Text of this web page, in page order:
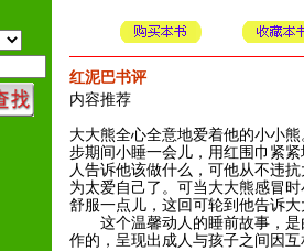
红泥巴书评
内容推荐
大大熊全心全意地爱着他的小小
步期间小睡一会儿，用红围巾紧
人告诉他该做什么，可他从不违
为太爱自己了。可当大大熊感冒
舒服一点儿，这回可轮到他告诉大
这个温馨动人的睡前故事，是
作的，呈现出成人与孩子之间因